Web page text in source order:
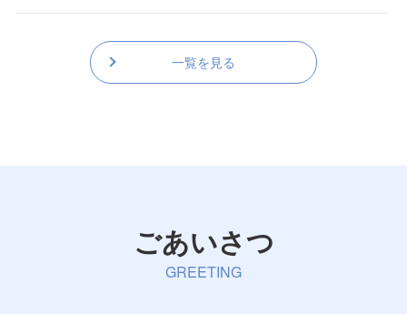
一覧を見る
ごあいさつ
GREETING